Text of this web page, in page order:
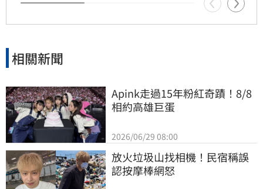
相關新聞
Apink走過15年粉紅奇蹟！8/8
相約高雄巨蛋
2026/06/29 08:00
放火垃圾山找相機！民宿稱誤
認按摩棒網怒